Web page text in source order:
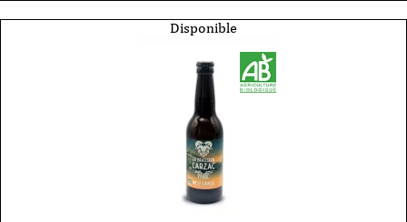
du
Disponible